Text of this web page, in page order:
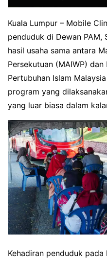
Kuala Lumpur – Mobile
penduduk di Dewan PAM,
hasil usaha sama antara
Persekutuan (MAIWP)
Pertubuhan Islam
program yang
yang luar biasa dalam
Kehadiran penduduk